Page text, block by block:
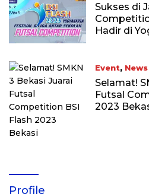
Sukses di
Hadir di
Event, News
Selamat!
Futsal
2023
Profile